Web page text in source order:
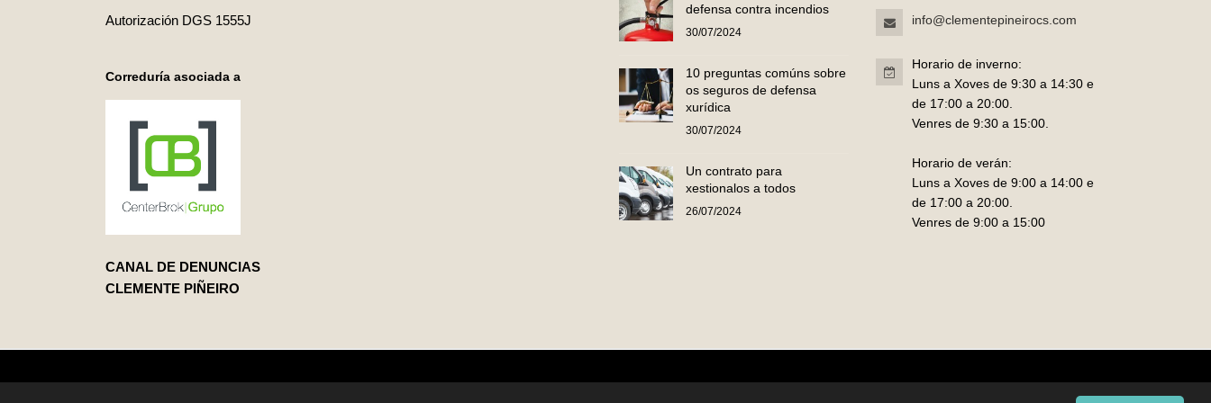
Autorización DGS 1555J
Correduría asociada a
CANAL DE DENUNCIAS
CLEMENTE PIÑEIRO
defensa contra incendios
30/07/2024
10 preguntas comúns sobre
os seguros de defensa
xurídica
30/07/2024
Un contrato para
xestionalos a todos
26/07/2024
info@clementepineirocs.com
Horario de inverno:
Luns a Xoves de 9:30 a 14:30 e
de 17:00 a 20:00.
Venres de 9:30 a 15:00.
Horario de verán:
Luns a Xoves de 9:00 a 14:00 e
de 17:00 a 20:00.
Venres de 9:00 a 15:00